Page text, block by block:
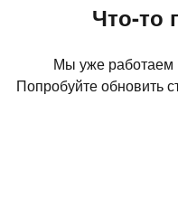
Что-то
Мы уже
Попробуйте обновить